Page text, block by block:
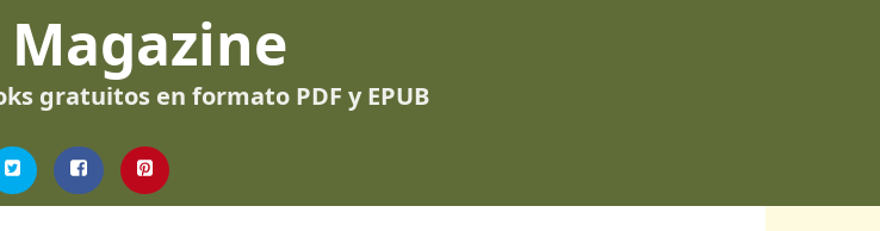
gratuitos en formato PDF y EPUB